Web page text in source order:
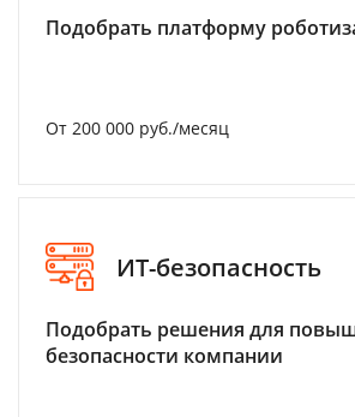
Подобрать платформу
От 200 000 руб./месяц
ИТ-безопасность
Подобрать решения для
безопасности компании